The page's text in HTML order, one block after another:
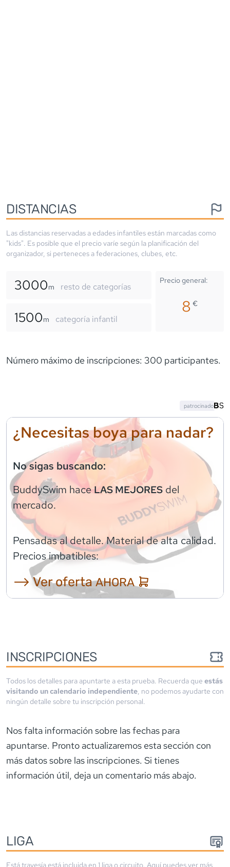
DISTANCIAS
Las distancias reservadas a edades infantiles están marcadas como
"kids". Es posible que el precio varíe según la planificación del
organizador, si perteneces a federaciones, clubes, etc.
3000m resto de categorías
1500m categoría infantil
Precio general:
8€
Número máximo de inscripciones: 300 participantes.
¿Necesitas boya para nadar?
No sigas buscando:
BuddySwim haceLAS MEJORES del
mercado.
Pensadas al detalle. Material de alta calidad.
Precios imbatibles:
⟶ Ver ofertaAHORA
patrocinado
INSCRIPCIONES
Todos los detalles para apuntarte a esta prueba. Recuerda que estás
visitando un calendario independiente, no podemos ayudarte con
ningún detalle sobre tu inscripción personal.
Nos falta información sobre las fechas para
apuntarse. Pronto actualizaremos esta sección con
más datos sobre las inscripciones. Si tienes
información útil, deja un comentario más abajo.
LIGA
Está travesía está incluida en 1 liga o circuito. Aquí puedes ver más